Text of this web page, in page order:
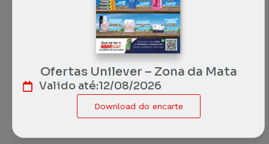
Ofertas Unilever – Zona da Mata
Valido até:12/08/2026
Download do encarte